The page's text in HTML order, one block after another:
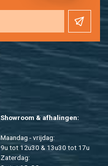
Show­room & af­ha­lin­gen:
Maan­dag - vrij­dag:
9u tot 12u30 & 13u30 tot 17u
Za­ter­dag: